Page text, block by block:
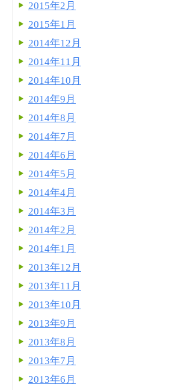
2015年2月
2015年1月
2014年12月
2014年11月
2014年10月
2014年9月
2014年8月
2014年7月
2014年6月
2014年5月
2014年4月
2014年3月
2014年2月
2014年1月
2013年12月
2013年11月
2013年10月
2013年9月
2013年8月
2013年7月
2013年6月